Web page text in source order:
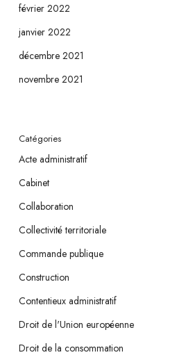
février 2022
janvier 2022
décembre 2021
novembre 2021
Catégories
Acte administratif
Cabinet
Collaboration
Collectivité territoriale
Commande publique
Construction
Contentieux administratif
Droit de l'Union européenne
Droit de la consommation